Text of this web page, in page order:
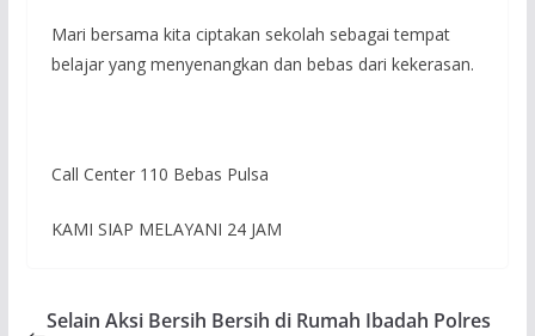
Mari bersama kita ciptakan sekolah sebagai tempat
belajar yang menyenangkan dan bebas dari kekerasan.
Call Center 110 Bebas Pulsa
KAMI SIAP MELAYANI 24 JAM
Selain Aksi Bersih Bersih di Rumah Ibadah Polres